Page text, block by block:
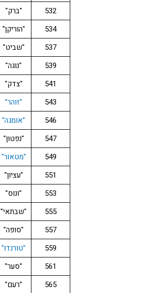
532
"ברק"
534
"הוריקן"
537
"שביט"
539
"נוגה"
541
"צדק"
543
"זוהר"
546
"אומגה"
547
"נפטון"
549
"מטאור"
551
"עציון"
553
"ונוס"
555
"שבתאי"
557
"סופה"
559
"טורנדו"
561
"סער"
565
"רעם"